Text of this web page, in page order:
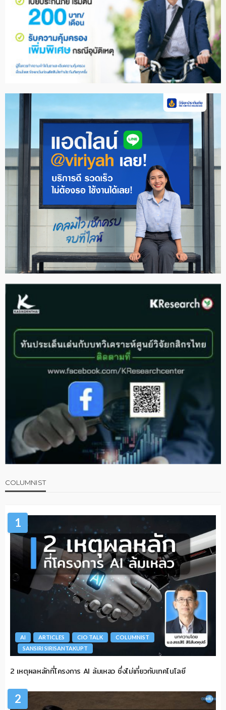
COLUMNIST
1
AI ARTICLES CIO TALK
COLUMNIST
SANSIRI SIRISANTAKUPT
2 เหตุผลหลักที่โครงการ AI ล้มเหลว ซึ่งไม่เกี่ยวกับเทคโนโลยี
2